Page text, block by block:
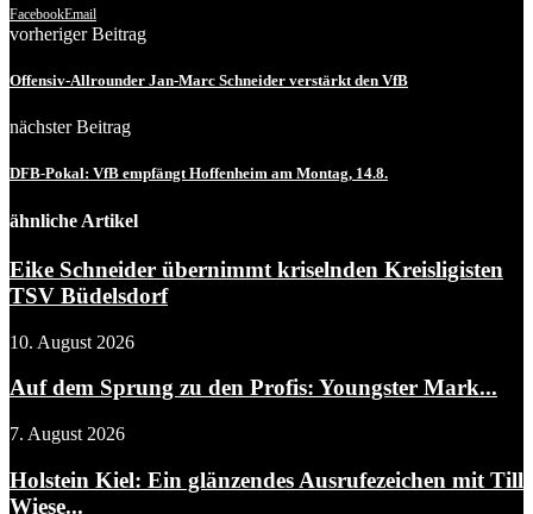
FacebookEmail
vorheriger Beitrag
Offensiv-Allrounder Jan-Marc Schneider verstärkt den VfB
nächster Beitrag
DFB-Pokal: VfB empfängt Hoffenheim am Montag, 14.8.
ähnliche Artikel
Eike Schneider übernimmt kriselnden Kreisligisten
TSV Büdelsdorf
10. August 2026
Auf dem Sprung zu den Profis: Youngster Mark...
7. August 2026
Holstein Kiel: Ein glänzendes Ausrufezeichen mit Till
Wiese...